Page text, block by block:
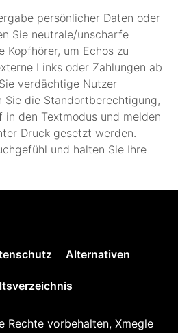
persönlicher Daten oder
Sie neutrale/unscharfe
Kopfhörer, um Echos zu
Links oder Zahlungen ab
verdächtige Nutzer
Sie die Standortberechtigung,
den Textmodus und melden
Druck gesetzt werden.
und halten Sie Ihre
Alternativen
Rechte vorbehalten, Xmegle